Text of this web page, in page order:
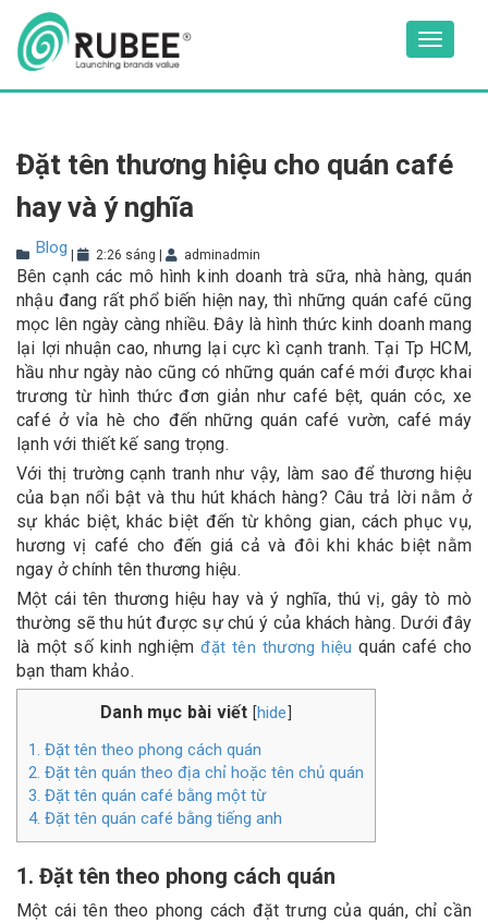
content
Toggle
Đặt tên thương hiệu cho quán café
hay và ý nghĩa
Blog 2:26 sáng adminadmin
Bên cạnh các mô hình kinh doanh trà sữa, nhà hàng, quán
nhậu đang rất phổ biến hiện nay, thì những quán café cũng
mọc lên ngày càng nhiều. Đây là hình thức kinh doanh mang
lại lợi nhuận cao, nhưng lại cực kì cạnh tranh. Tại Tp HCM,
hầu như ngày nào cũng có những quán café mới được khai
trương từ hình thức đơn giản như café bệt, quán cóc, xe
café ở vỉa hè cho đến những quán café vườn, café máy
lạnh với thiết kế sang trọng.
Với thị trường cạnh tranh như vậy, làm sao để thương hiệu
của bạn nổi bật và thu hút khách hàng? Câu trả lời nằm ở
sự khác biệt, khác biệt đến từ không gian, cách phục vụ,
hương vị café cho đến giá cả và đôi khi khác biệt nằm
ngay ở chính tên thương hiệu.
Một cái tên thương hiệu hay và ý nghĩa, thú vị, gây tò mò
thường sẽ thu hút được sự chú ý của khách hàng. Dưới đây
là một số kinh nghiệmđặt tên thương hiệu quán café cho
bạn tham khảo.
Danh mục bài viết [hide
1. Đặt tên theo phong cách quán
2. Đặt tên quán theo địa chỉ hoặc tên chủ quán
3. Đặt tên quán café bằng một từ
4. Đặt tên quán café bằng tiếng anh
1. Đặt tên theo phong cách quán
Một cái tên theo phong cách đặt trưng của quán, chỉ cần